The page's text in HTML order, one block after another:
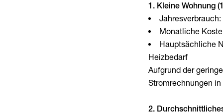
1. Kleine Wohnung
Monatliche
Hauptsächliche
Heizbedarf
Aufgrund der
Stromrechnungen
2.